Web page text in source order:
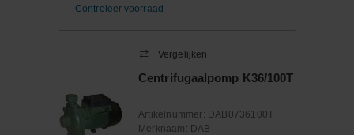
Controleer voorraad
Vergelijken
Centrifugaalpomp K36/100T
Artikelnummer: DAB0736100T
Merknaam: DAB